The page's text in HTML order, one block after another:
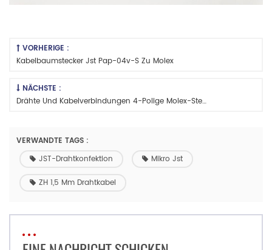
VORHERIGE :
Kabelbaumstecker Jst Pap-04v-S Zu Molex
NÄCHSTE :
Drähte Und Kabelverbindungen 4-Polige Molex-Steckverbinder
VERWANDTE TAGS :
JST-Drahtkonfektion
Mikro Jst
ZH 1,5 Mm Drahtkabel